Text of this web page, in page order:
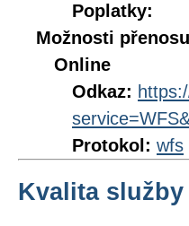
Poplatky:
Možnosti přenosu
Online
Odkaz:
Protokol: wfs
Kvalita služby